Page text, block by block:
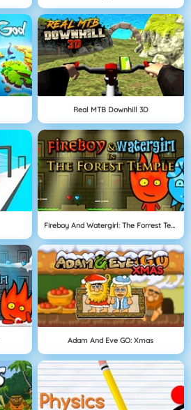
Real MTB Downhill 3D
Fireboy And Watergirl: The Forrest Temple
Adam And Eve GO: Xmas